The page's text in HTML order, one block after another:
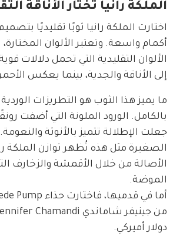
الملكة رانيا تختار الأناقة
اختارت الملكة رانيا ثوبًا تقليديًا
أكمام واسعة. وتعتبر الألوان
الألوان التقليدية التي تحمل دلالات
إلى الأناقة والجدية، بينما يعكس
ما يميز هذا الثوب هو التطريزات
بالكامل. الورود الملونة التي أضفت
جعلت الإطلالة تتميز بالأنوثة
الصغيرة مثل هذه تُظهر توازن الملكة
الأصالة من خلال الأقمشة والزخارف
الموضة.
دولار أميركي.